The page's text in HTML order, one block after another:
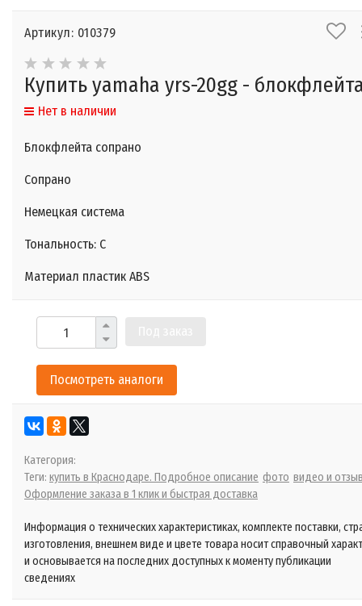
Артикул: 010379
Купить yamaha yrs-20gg -
Нет в наличии
Блокфлейта сопрано
Сопрано
Немецкая система
Тональность: С
Материал пластик ABS
Посмотреть аналоги
Категория:
Теги: купить в Краснодаре. Подробное описание фото видео и
Оформление заказа в 1 клик и быстрая доставка
Информация о технических характеристиках, комплекте поставки,
изготовления, внешнем виде и цвете товара носит справочный
и основывается на последних доступных к моменту публикации
сведениях